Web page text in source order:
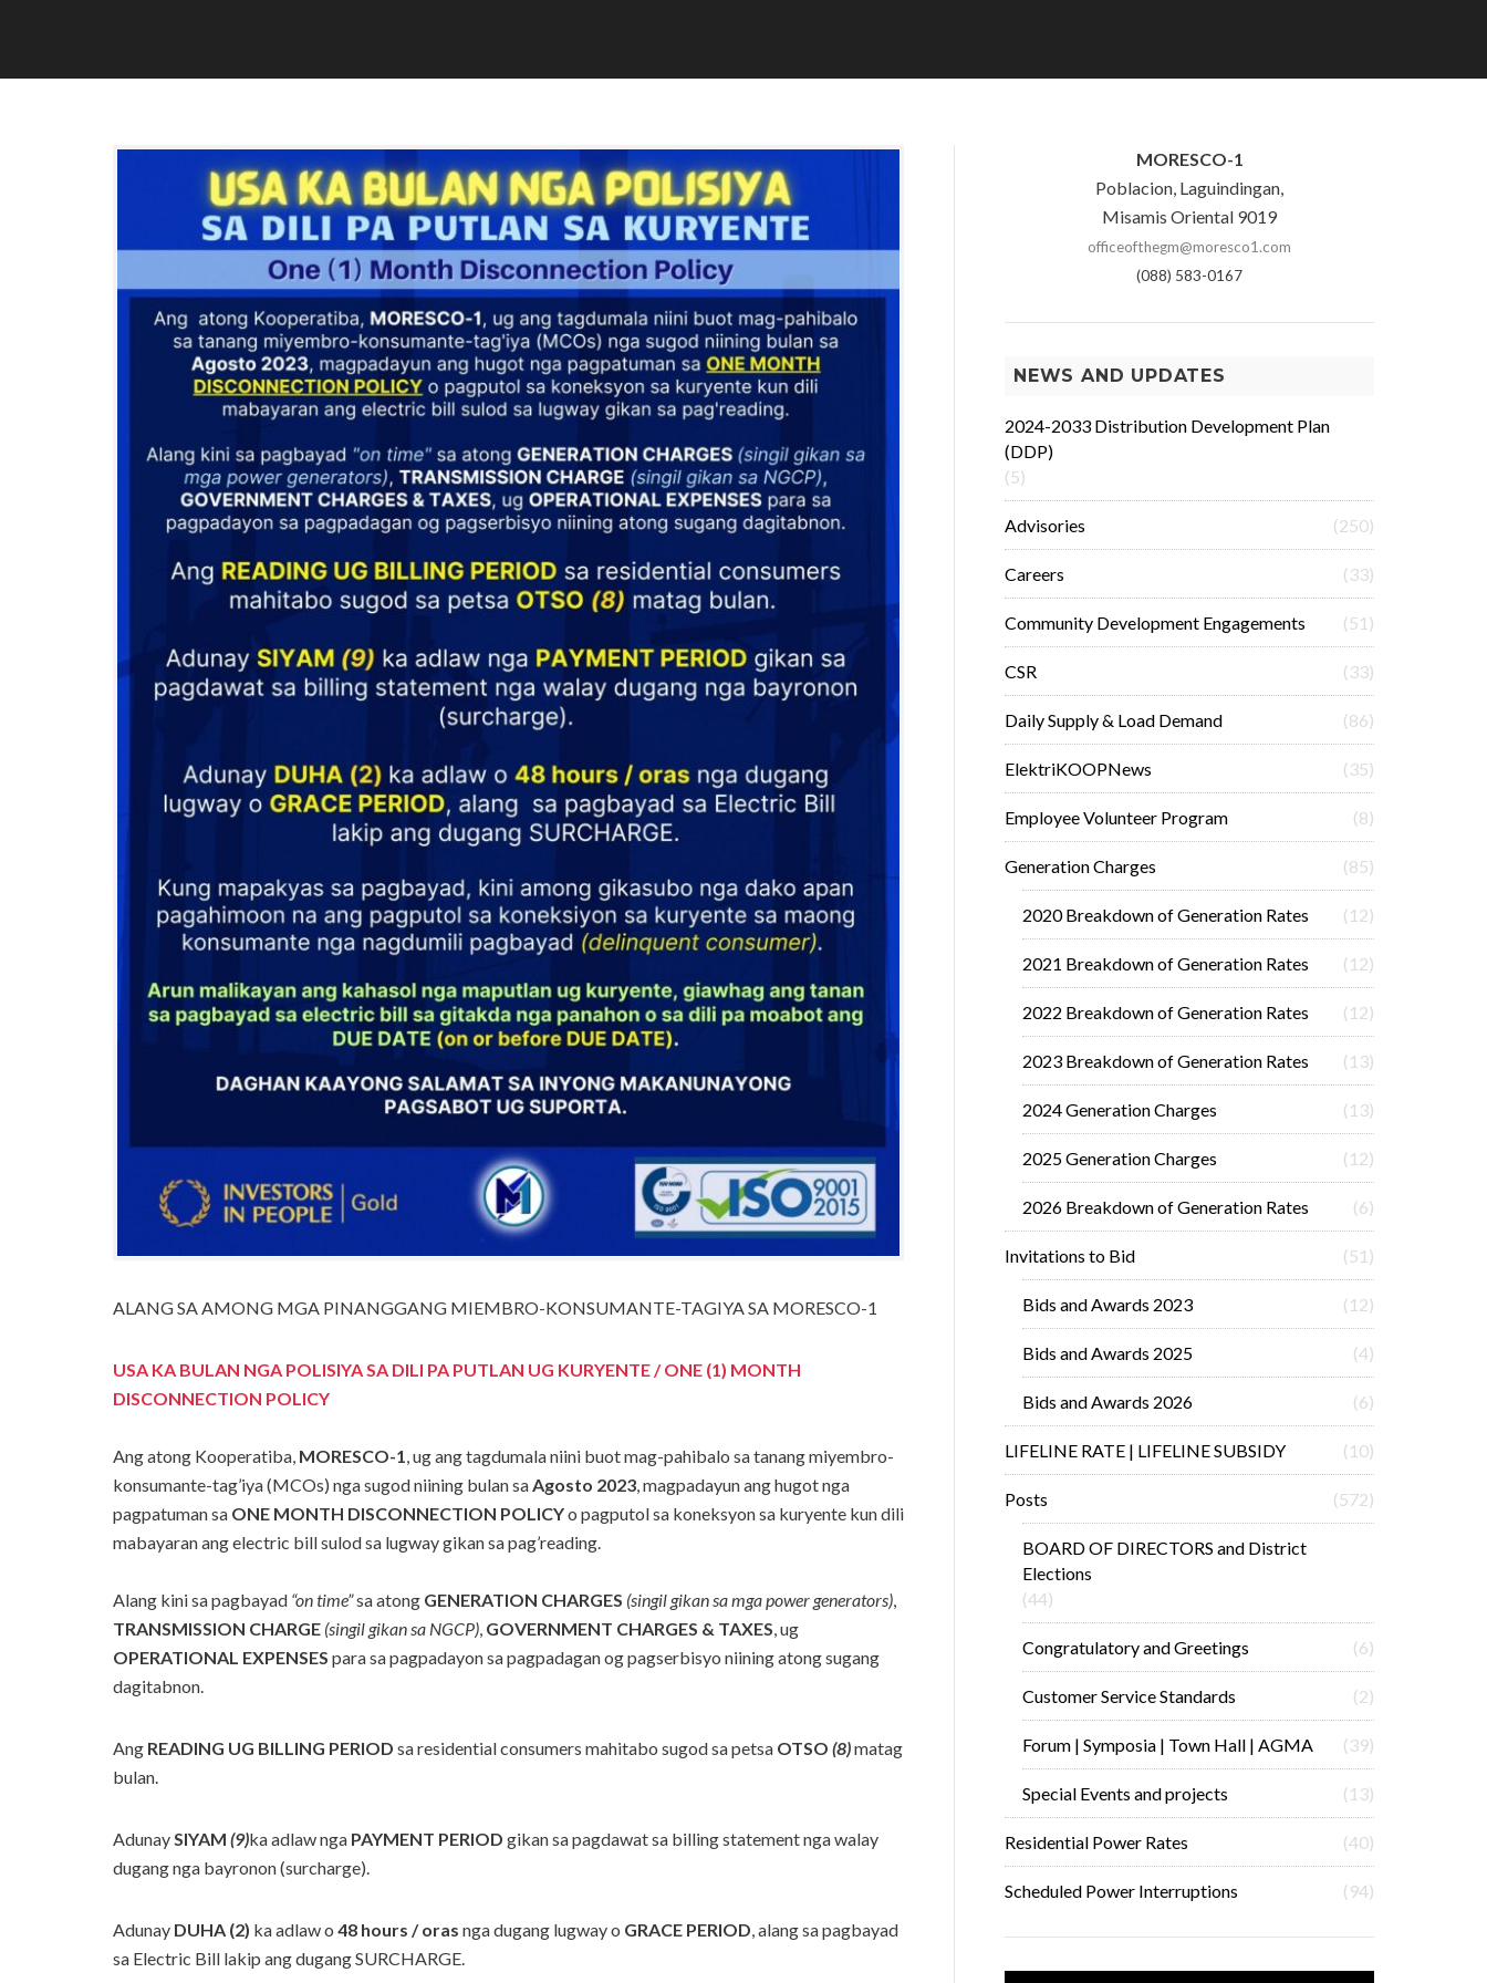
2
3
ALANG SA AMONG MGA PINANGGANG MIEMBRO-KONSUMANTE-TAGIYA SA MORESCO-1
USA KA BULAN NGA POLISIYA SA DILI PA PUTLAN UG KURYENTE / ONE (1) MONTH
DISCONNECTION POLICY
Ang atong Kooperatiba, MORESCO-1, ug ang tagdumala niini buot mag-pahibalo sa tanang miyembro-
konsumante-tag’iya (MCOs) nga sugod niining bulan saAgosto 2023, magpadayun ang hugot nga
pagpatuman sa ONE MONTH DISCONNECTION POLICYo pagputol sa koneksyon sa kuryente kun dili
mabayaran ang electric bill sulod sa lugway gikan sa pag’reading.
Alang kini sa pagbayad “on time”sa atong GENERATION CHARGES (singil gikan sa mga power generators),
TRANSMISSION CHARGE (singil gikan sa NGCP), GOVERNMENT CHARGES & TAXES, ug
OPERATIONAL EXPENSES para sa pagpadayon sa pagpadagan og pagserbisyo niining atong sugang
dagitabnon.
Ang READING UG BILLING PERIOD sa residential consumers mahitabo sugod sa petsa OTSO (8)matag
bulan.
AdunaySIYAM (9)ka adlaw nga PAYMENT PERIOD gikan sa pagdawat sa billing statement nga walay
dugang nga bayronon (surcharge).
Adunay DUHA (2) ka adlaw o 48 hours / oras nga dugang lugway o GRACE PERIOD, alang sa pagbayad
sa Electric Bill lakip ang dugang SURCHARGE.
MORESCO-1
Poblacion, Laguindingan,
Misamis Oriental 9019
officeofthegm@moresco1.com
(088) 583-0167
NEWS AND UPDATES
2024-2033 Distribution Development Plan
(DDP)
(5)
Advisories (250)
Careers (33)
Community Development Engagements (51)
CSR (33)
Daily Supply & Load Demand (86)
ElektriKOOPNews (35)
Employee Volunteer Program (8)
Generation Charges (85)
2020 Breakdown of Generation Rates (12)
2021 Breakdown of Generation Rates (12)
2022 Breakdown of Generation Rates (12)
2023 Breakdown of Generation Rates (13)
2024 Generation Charges (13)
2025 Generation Charges (12)
2026 Breakdown of Generation Rates (6)
Invitations to Bid (51)
Bids and Awards 2023 (12)
Bids and Awards 2025 (4)
Bids and Awards 2026 (6)
LIFELINE RATE | LIFELINE SUBSIDY (10)
Posts (572)
BOARD OF DIRECTORS and District
Elections
(44)
Congratulatory and Greetings (6)
Customer Service Standards (2)
Forum | Symposia | Town Hall | AGMA (39)
Special Events and projects (13)
Residential Power Rates (40)
Scheduled Power Interruptions (94)